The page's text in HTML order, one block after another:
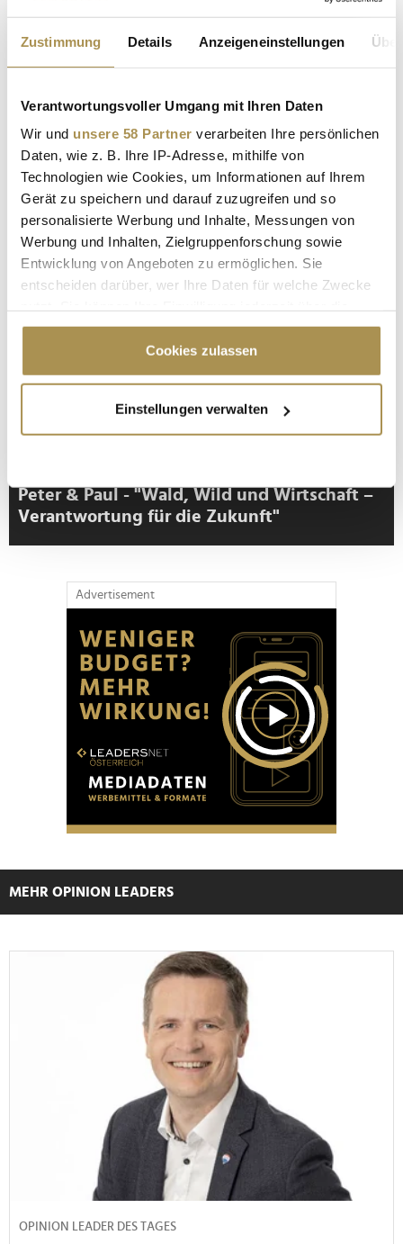
Zustimmung Details Anzeigeneinstellungen
Verantwortungsvoller Umgang mit Ihren Daten
Wir und unsere 58 Partner verarbeiten Ihre persönlichen
Daten, wie z. B. Ihre IP-Adresse, mithilfe von
Technologien wie Cookies, um Informationen auf Ihrem
Gerät zu speichern und darauf zuzugreifen und so
personalisierte Werbung und Inhalte, Messungen von
Werbung und Inhalten, Zielgruppenforschung sowie
Entwicklung von Angeboten zu ermöglichen. Sie
entscheiden darüber, wer Ihre Daten für welche Zwecke
Cookie-Erklärung oder durch Klicken auf das Privacy
Trigger Symbol ändern oder widerrufen
Informationen über Ihre geografische Lage
erfassen, welche bis auf einige Meter genau sein
bestimmten Merkmalen (Fingerprinting) identifizieren
Erfahren Sie mehr darüber, wie Ihre persönlichen Daten
verarbeitet werden, und legen Sie Ihre Präferenzen im
personalisieren, Funktionen für soziale Medien anbieten
zu können und die Zugriffe auf unsere Website zu
analysieren. Außerdem geben wir Informationen zu Ihrer
Verwendung unserer Website an unsere Partner für
soziale Medien, Werbung und Analysen weiter. Unsere
Partner führen diese Informationen möglicherweise mit
weiteren Daten zusammen, die Sie ihnen bereitgestellt
haben oder die sie im Rahmen Ihrer Nutzung der Dienste
Cookies zulassen
Einstellungen verwalten
SUCHEN
Ist Ihr Beitrag nicht mehr aktuell?
LEADERSNET.TV
Peter & Paul - "Wald, Wild und Wirtschaft –
Verantwortung für die Zukunft"
Advertisement
MEHR OPINION LEADERS
OPINION LEADER DES TAGES